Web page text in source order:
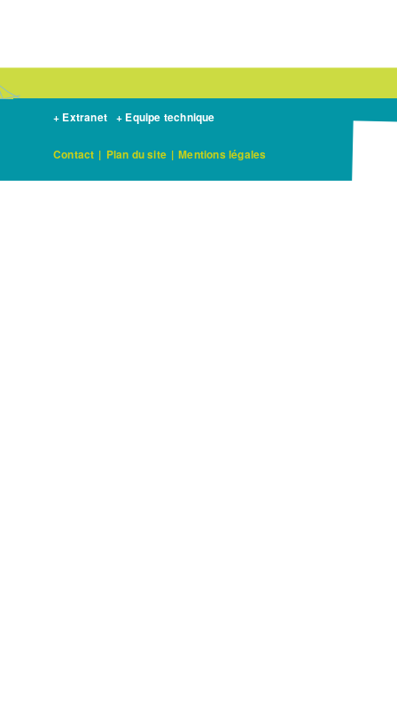
+ Extranet + Equipe technique
Contact | Plan du site | Mentions légales